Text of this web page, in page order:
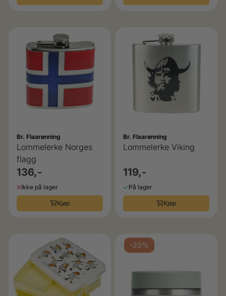
Br. Flaarønning
Lommelerke Norges
flagg
136,-
Ikke på lager
Kjøp
Br. Flaarønning
Lommelerke Viking
119,-
På lager
Kjøp
-20%